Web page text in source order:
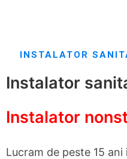
INSTALATOR
Instalator
Instalator
Lucram de peste 15